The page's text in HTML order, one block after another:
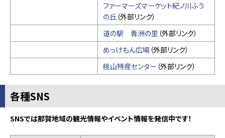
ファーマーズマーケット紀ノ川ふう
の丘 （外部リンク）
道の駅 青洲の里 （外部リンク）
めっけもん広場 （外部リンク）
桃山特産センター （外部リンク）
各種SNS
SNSでは那賀地域の観光情報やイベント情報を発信中です！